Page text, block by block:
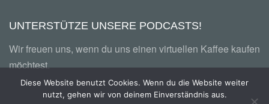
UNTERSTÜTZE UNSERE PODCASTS!
Wir freuen uns, wenn du uns einen virtuellen Kaffee kaufen
möchtest.
Diese Website benutzt Cookies. Wenn du die Website weiter
nutzt, gehen wir von deinem Einverständnis aus.